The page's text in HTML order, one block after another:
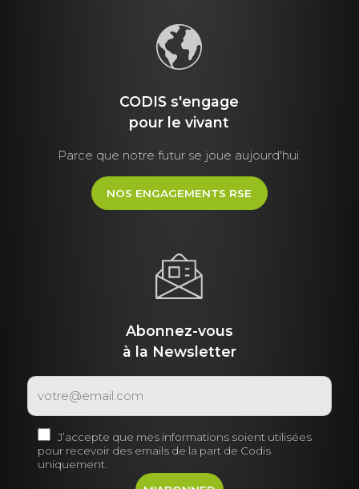
CODIS s'engage
pour le vivant
Parce que notre futur se joue aujourd'hui.
NOS ENGAGEMENTS RSE
Abonnez-vous
à la Newsletter
J’accepte que mes informations soient utilisées
pour recevoir des emails de la part de Codis
uniquement.